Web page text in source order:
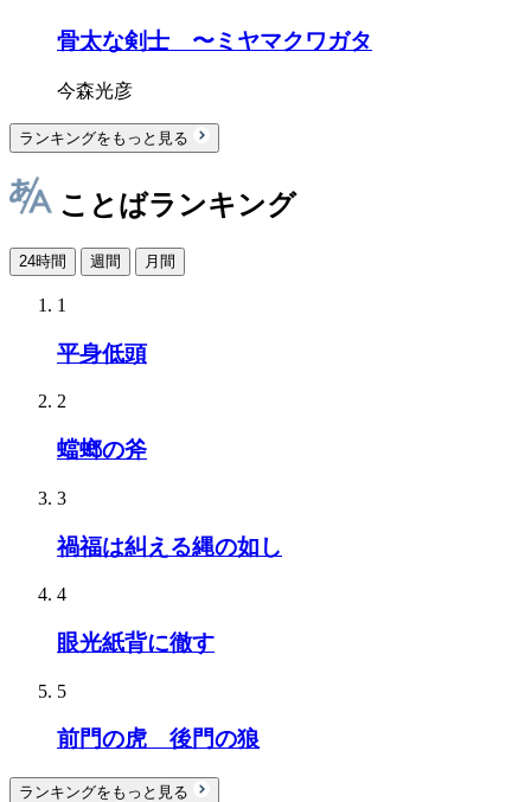
骨太な剣士 〜ミヤマクワガタ
今森光彦
ランキングをもっと見る
ことばランキング
24時間 週間 月間
1
平身低頭
2
蟷螂の斧
3
禍福は糾える縄の如し
4
眼光紙背に徹す
5
前門の虎 後門の狼
ランキングをもっと見る